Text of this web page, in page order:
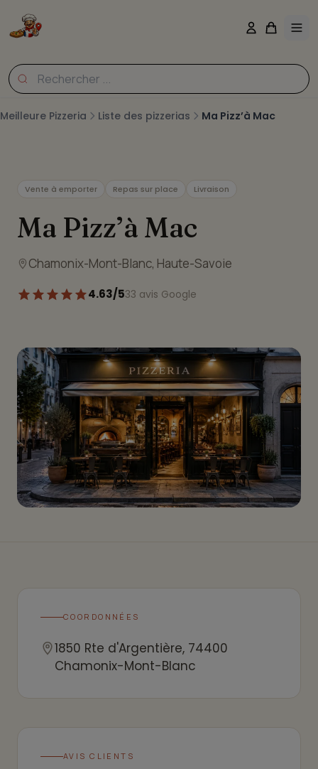
Meilleure Pizzeria Liste des pizzerias Ma Pizz’à Mac
Vente à emporter Repas sur place Livraison
Ma Pizz’à Mac
Chamonix-Mont-Blanc, Haute-Savoie
4.63/533 avis Google
COORDONNÉES
1850 Rte d'Argentière, 74400
Chamonix-Mont-Blanc
AVIS CLIENTS